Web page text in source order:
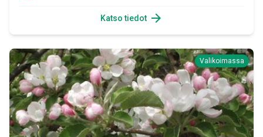
Katso tiedot arrow_forward
Valikoimassa